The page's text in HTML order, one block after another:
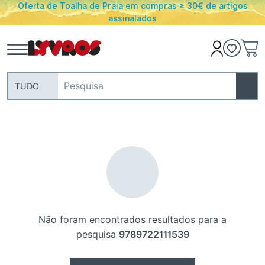
Oferta de Toalha de Praia em compras ≥ 30€ de artigos
assinalados
TUDO
Não foram encontrados resultados para a
pesquisa 9789722111539